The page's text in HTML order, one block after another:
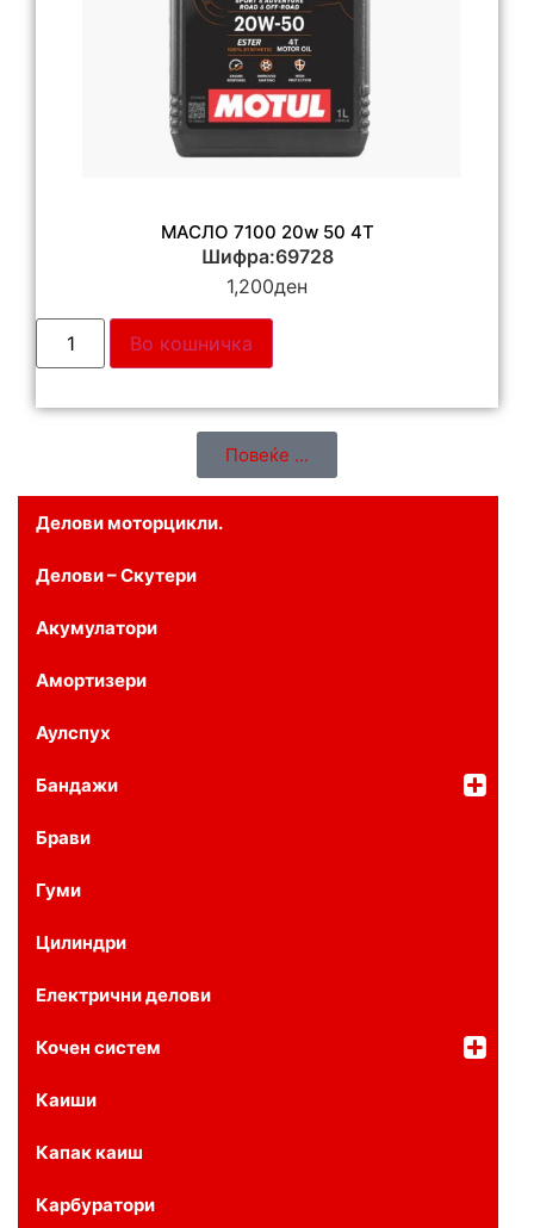
Делови моторцикли.
Делови – Скутери
Акумулатори
Амортизери
Аулспух
Бандажи
Брави
Гуми
Цилиндри
Електрични делови
Кочен систем
Каиши
Капак каиш
Карбуратори
МАСЛО 7100 20w 50 4T
Шифра:69728
1,200ден
Во кошничка
Повеќе ...